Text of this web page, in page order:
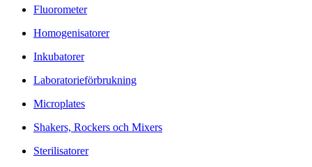
Fluorometer
Homogenisatorer
Inkubatorer
Laboratorieförbrukning
Microplates
Shakers, Rockers och Mixers
Sterilisatorer